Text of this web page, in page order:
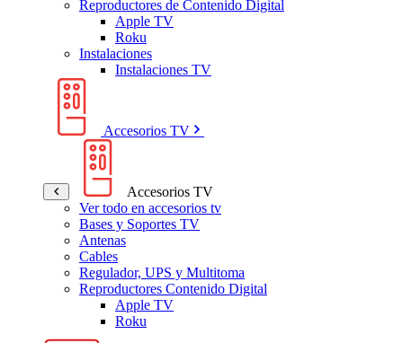
Reproductores de Contenido Digital
Apple TV
Roku
Instalaciones
Instalaciones TV
Accesorios TV
Accesorios TV
Ver todo en accesorios tv
Bases y Soportes TV
Antenas
Cables
Regulador, UPS y Multitoma
Reproductores Contenido Digital
Apple TV
Roku